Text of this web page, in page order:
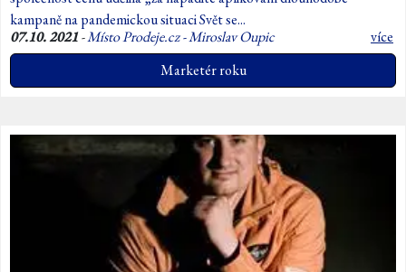
kampaně na pandemickou situaci Svět se...
07.10. 2021-Místo Prodeje.cz - Miroslav Oupic
více
Marketér roku